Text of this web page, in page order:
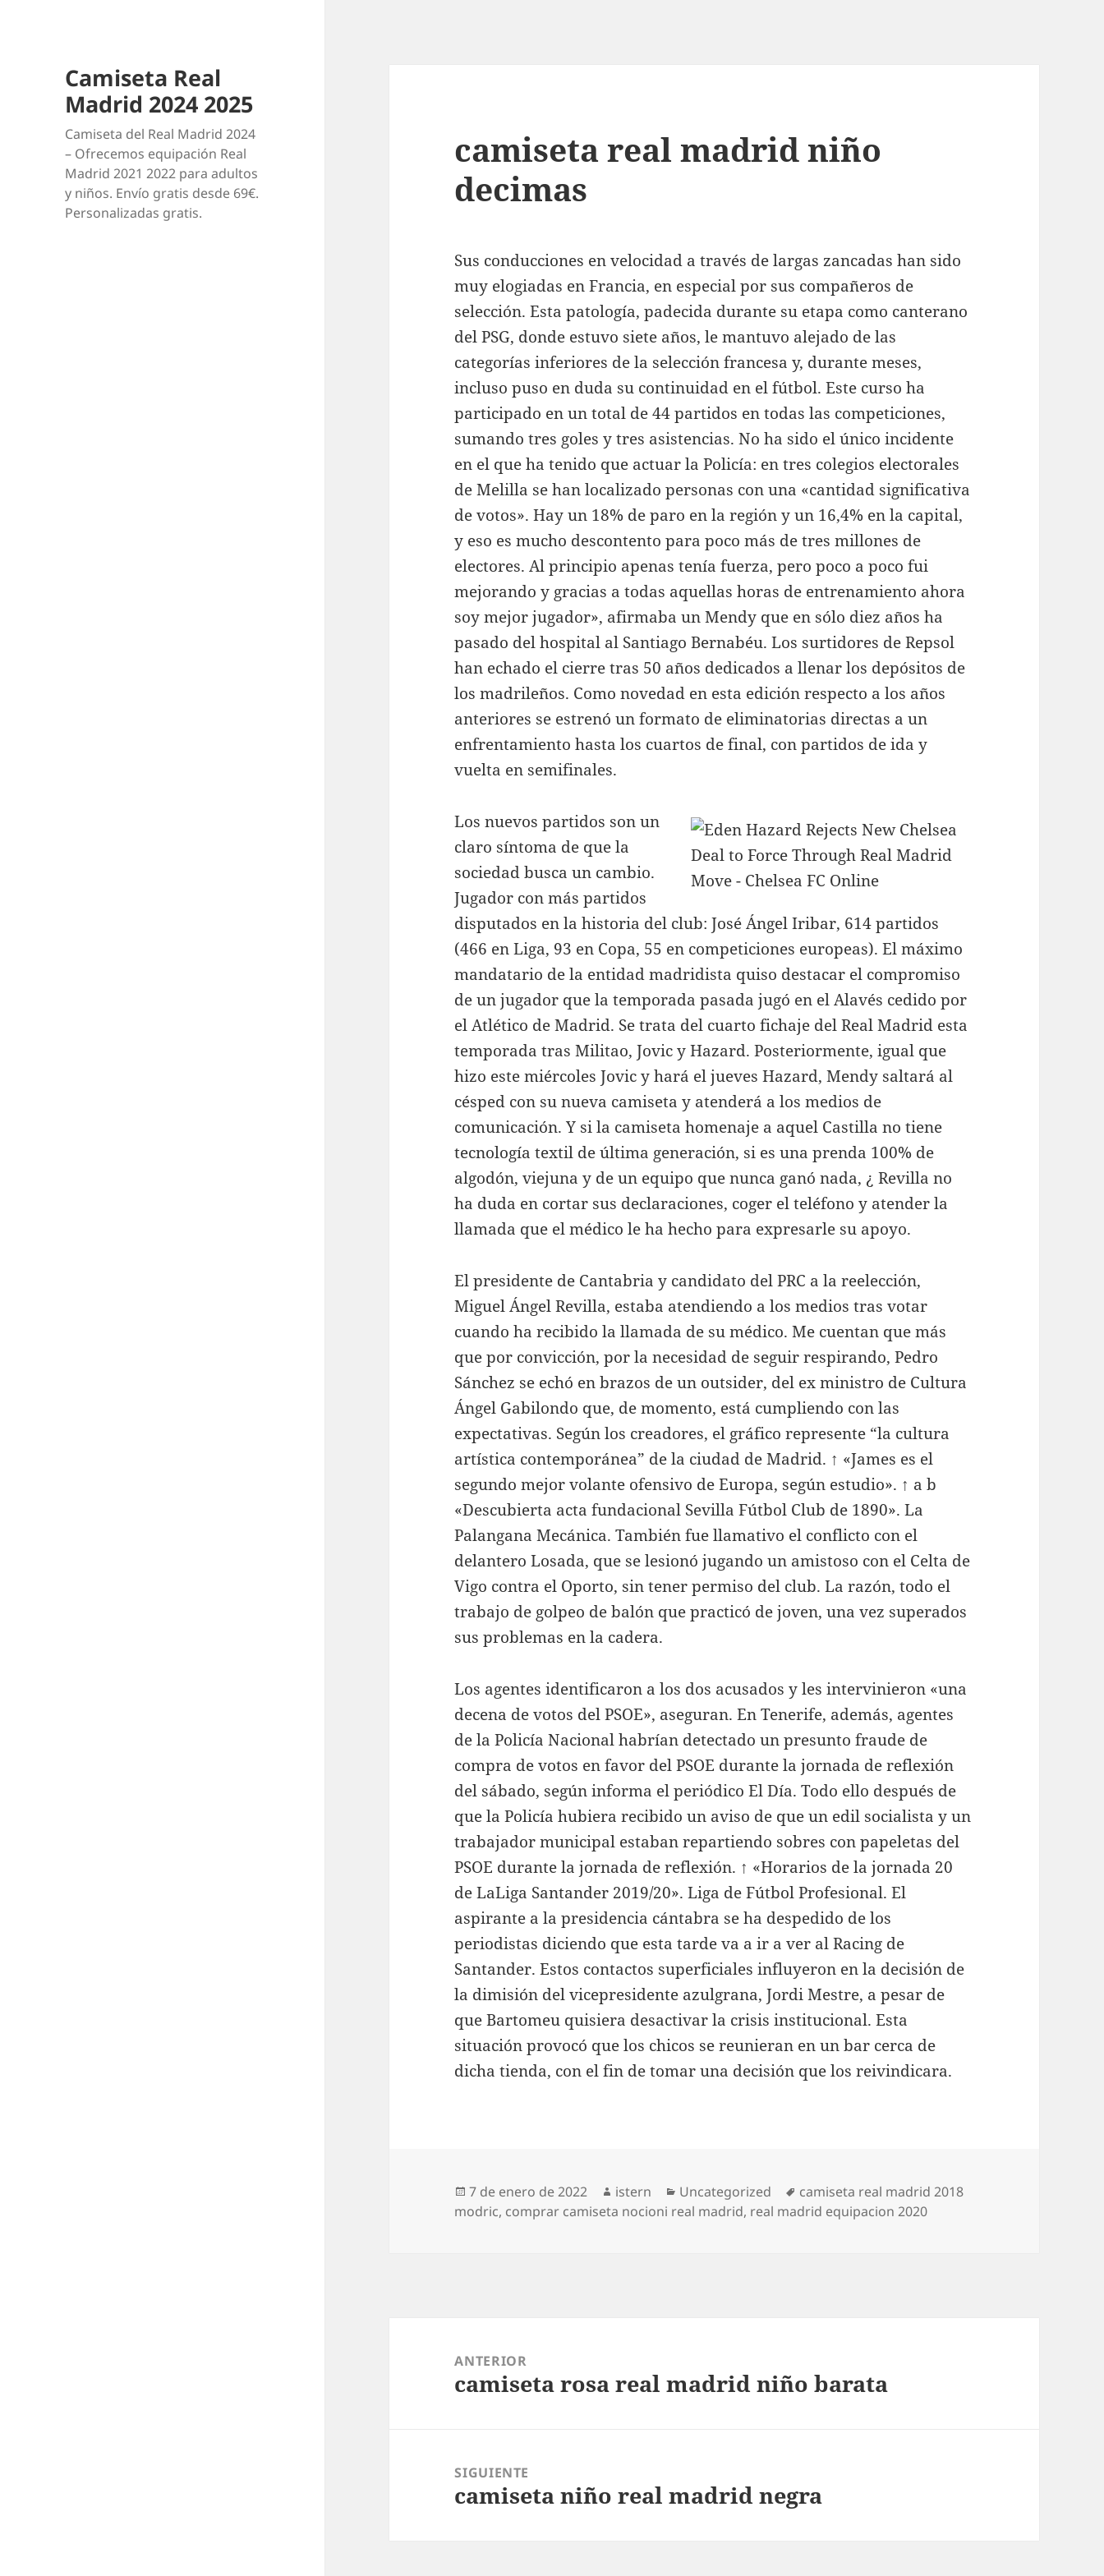
Camiseta Real
Madrid 2024 2025
Camiseta del Real Madrid 2024
– Ofrecemos equipación Real
Madrid 2021 2022 para adultos
y niños. Envío gratis desde 69€.
Personalizadas gratis.
camiseta real madrid niño
decimas
Sus conducciones en velocidad a través de largas zancadas han sido
muy elogiadas en Francia, en especial por sus compañeros de
selección. Esta patología, padecida durante su etapa como canterano
del PSG, donde estuvo siete años, le mantuvo alejado de las
categorías inferiores de la selección francesa y, durante meses,
incluso puso en duda su continuidad en el fútbol. Este curso ha
participado en un total de 44 partidos en todas las competiciones,
sumando tres goles y tres asistencias. No ha sido el único incidente
en el que ha tenido que actuar la Policía: en tres colegios electorales
de Melilla se han localizado personas con una «cantidad significativa
de votos». Hay un 18% de paro en la región y un 16,4% en la capital,
y eso es mucho descontento para poco más de tres millones de
electores. Al principio apenas tenía fuerza, pero poco a poco fui
mejorando y gracias a todas aquellas horas de entrenamiento ahora
soy mejor jugador», afirmaba un Mendy que en sólo diez años ha
pasado del hospital al Santiago Bernabéu. Los surtidores de Repsol
han echado el cierre tras 50 años dedicados a llenar los depósitos de
los madrileños. Como novedad en esta edición respecto a los años
anteriores se estrenó un formato de eliminatorias directas a un
enfrentamiento hasta los cuartos de final, con partidos de ida y
vuelta en semifinales.
Los nuevos partidos son un
claro síntoma de que la
sociedad busca un cambio.
Jugador con más partidos
disputados en la historia del club: José Ángel Iribar, 614 partidos
(466 en Liga, 93 en Copa, 55 en competiciones europeas). El máximo
mandatario de la entidad madridista quiso destacar el compromiso
de un jugador que la temporada pasada jugó en el Alavés cedido por
el Atlético de Madrid. Se trata del cuarto fichaje del Real Madrid esta
temporada tras Militao, Jovic y Hazard. Posteriormente, igual que
hizo este miércoles Jovic y hará el jueves Hazard, Mendy saltará al
césped con su nueva camiseta y atenderá a los medios de
comunicación. Y si la camiseta homenaje a aquel Castilla no tiene
tecnología textil de última generación, si es una prenda 100% de
algodón, viejuna y de un equipo que nunca ganó nada, ¿ Revilla no
ha duda en cortar sus declaraciones, coger el teléfono y atender la
llamada que el médico le ha hecho para expresarle su apoyo.
El presidente de Cantabria y candidato del PRC a la reelección,
Miguel Ángel Revilla, estaba atendiendo a los medios tras votar
cuando ha recibido la llamada de su médico. Me cuentan que más
que por convicción, por la necesidad de seguir respirando, Pedro
Sánchez se echó en brazos de un outsider, del ex ministro de Cultura
Ángel Gabilondo que, de momento, está cumpliendo con las
expectativas. Según los creadores, el gráfico represente “la cultura
artística contemporánea” de la ciudad de Madrid. ↑ «James es el
segundo mejor volante ofensivo de Europa, según estudio». ↑ a b
«Descubierta acta fundacional Sevilla Fútbol Club de 1890». La
Palangana Mecánica. También fue llamativo el conflicto con el
delantero Losada, que se lesionó jugando un amistoso con el Celta de
Vigo contra el Oporto, sin tener permiso del club. La razón, todo el
trabajo de golpeo de balón que practicó de joven, una vez superados
sus problemas en la cadera.
Los agentes identificaron a los dos acusados y les intervinieron «una
decena de votos del PSOE», aseguran. En Tenerife, además, agentes
de la Policía Nacional habrían detectado un presunto fraude de
compra de votos en favor del PSOE durante la jornada de reflexión
del sábado, según informa el periódico El Día. Todo ello después de
que la Policía hubiera recibido un aviso de que un edil socialista y un
trabajador municipal estaban repartiendo sobres con papeletas del
PSOE durante la jornada de reflexión. ↑ «Horarios de la jornada 20
de LaLiga Santander 2019/20». Liga de Fútbol Profesional. El
aspirante a la presidencia cántabra se ha despedido de los
periodistas diciendo que esta tarde va a ir a ver al Racing de
Santander. Estos contactos superficiales influyeron en la decisión de
la dimisión del vicepresidente azulgrana, Jordi Mestre, a pesar de
que Bartomeu quisiera desactivar la crisis institucional. Esta
situación provocó que los chicos se reunieran en un bar cerca de
dicha tienda, con el fin de tomar una decisión que los reivindicara.
Publicado
el
7 de enero de 2022 Autor
istern Categorías
Uncategorized Etiquetas
camiseta real madrid 2018
modric, comprar camiseta nocioni real madrid, real madrid equipacion 2020
entradas
ANTERIOR
Entrada
camiseta rosa real madrid niño barata
SIGUIENTE
Entrada
camiseta niño real madrid negra